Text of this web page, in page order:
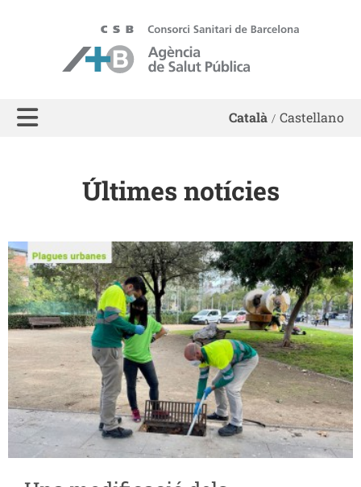
ASPB - Agència de Salut Pública de Barcelona
Català Castellano
Últimes notícies